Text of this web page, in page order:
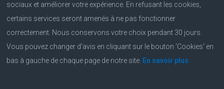
sociaux et améliorer votre expérience. En refusant les cookies,
certains services seront amenés à ne pas fonctionner
correctement. Nous conservons votre choix pendant 30 jours.
Vous pouvez changer d'avis en cliquant sur le bouton 'Cookies' en
bas à gauche de chaque page de notre site. En savoir plus